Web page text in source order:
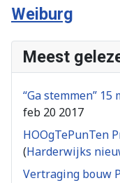
Weiburg
Meest
“Ga stemmen” 15
feb 20 2017
HOOgTePunTen
(Harderwijks
Vertraging bouw